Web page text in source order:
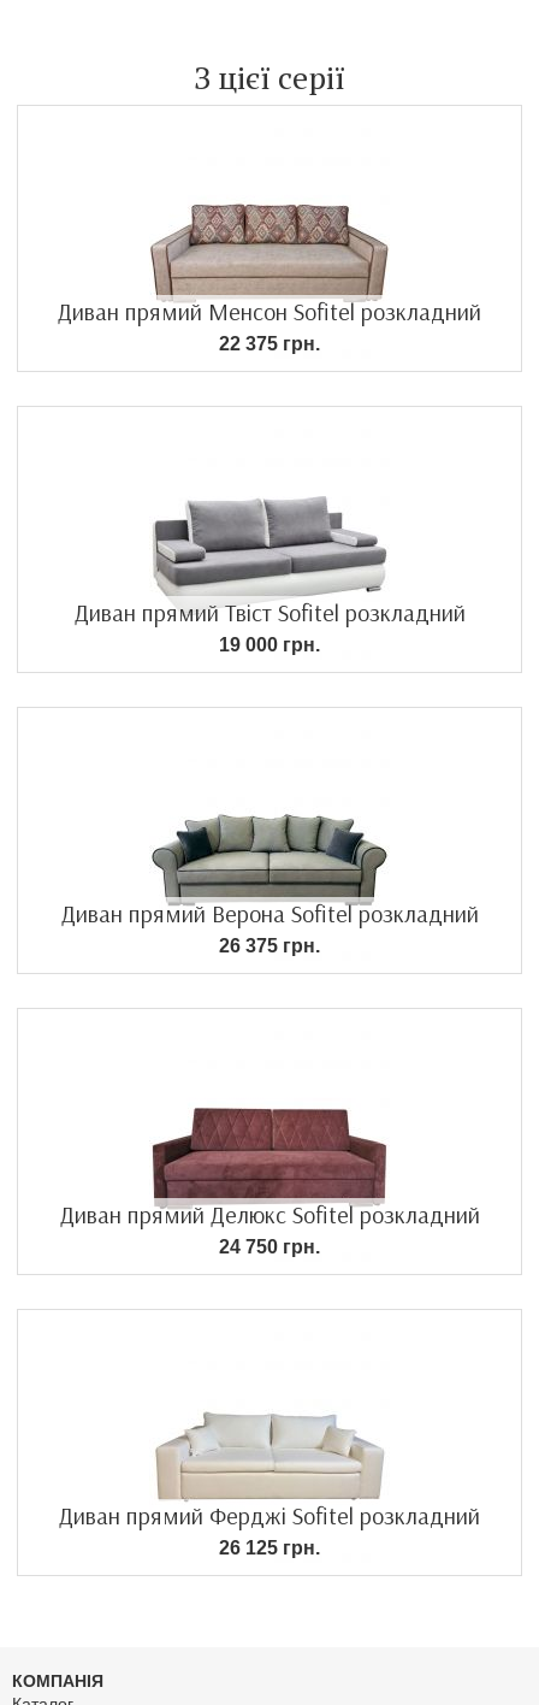
З цієї серії
Диван прямий Менсон Sofitel розкладний
22 375 грн.
Диван прямий Твіст Sofitel розкладний
19 000 грн.
Диван прямий Верона Sofitel розкладний
26 375 грн.
Диван прямий Делюкс Sofitel розкладний
24 750 грн.
Диван прямий Ферджі Sofitel розкладний
26 125 грн.
КОМПАНІЯ